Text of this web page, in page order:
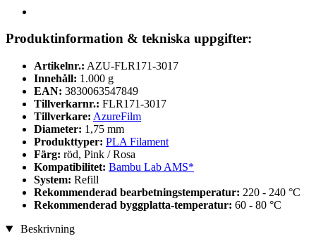
Produktinformation & tekniska uppgifter:
Artikelnr.: AZU-FLR171-3017
Innehåll: 1.000 g
EAN: 3830063547849
Tillverkarnr.: FLR171-3017
Tillverkare: AzureFilm
Diameter: 1,75 mm
Produkttyper: PLA Filament
Färg: röd, Pink / Rosa
Kompatibilitet: Bambu Lab AMS*
System: Refill
Rekommenderad bearbetningstemperatur: 220 - 240 °C
Rekommenderad byggplatta-temperatur: 60 - 80 °C
Beskrivning